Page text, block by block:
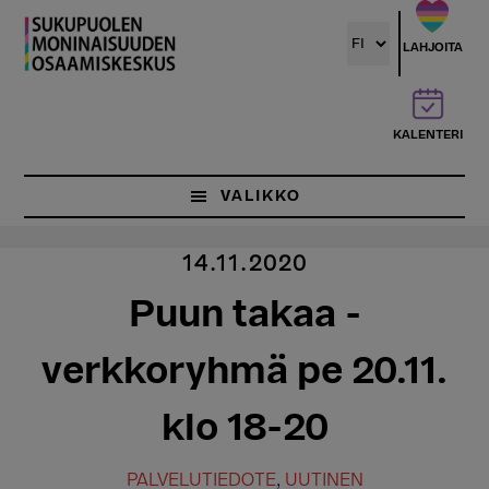
Hyppää
pääsisältöön
LAHJOITA
KALENTERI
VALIKKO
14.11.2020
Puun takaa -
verkkoryhmä pe 20.11.
klo 18-20
PALVELUTIEDOTE, UUTINEN